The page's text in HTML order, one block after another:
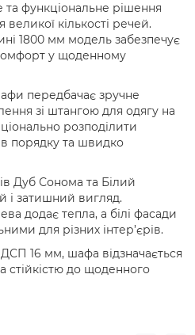
функціональне рішення
великої кількості речей.
1800 мм модель забезпечує
у щоденному
передбачає зручне
зі штангою для одягу на
розподілити
в порядку та швидко
Дуб Сонома та Білий
і затишний вигляд.
додає тепла, а білі фасади
для різних інтер’єрів.
16 мм, шафа відзначається
стійкістю до щоденного